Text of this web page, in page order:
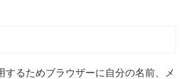
するためブラウザーに自分の名前、メ